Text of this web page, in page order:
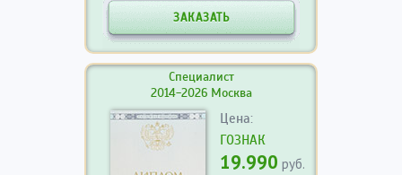
ЗАКАЗАТЬ
Специалист
2014-2026 Москва
Цена:
ГОЗНАК
19.990 руб.